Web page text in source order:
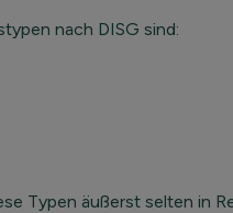
nach DISG sind:
Typen äußerst selten in